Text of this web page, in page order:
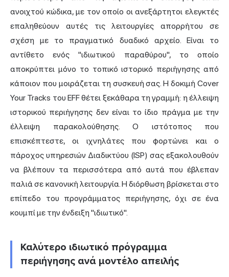
ανοιχτού κώδικα, με τον οποίο οι ανεξάρτητοι ελεγκτές
επαληθεύουν αυτές τις λειτουργίες απορρήτου σε
σχέση με το πραγματικό δυαδικό αρχείο. Είναι το
αντίθετο ενός "ιδιωτικού παραθύρου", το οποίο
αποκρύπτει μόνο το τοπικό ιστορικό περιήγησης από
κάποιον που μοιράζεται τη συσκευή σας. Η δοκιμή Cover
Your Tracks του EFF θέτει ξεκάθαρα τη γραμμή: η έλλειψη
ιστορικού περιήγησης δεν είναι το ίδιο πράγμα με την
έλλειψη παρακολούθησης. Ο ιστότοπος που
επισκέπτεστε, οι ιχνηλάτες που φορτώνει και ο
πάροχος υπηρεσιών Διαδικτύου (ISP) σας εξακολουθούν
να βλέπουν τα περισσότερα από αυτά που έβλεπαν
παλιά σε κανονική λειτουργία. Η διόρθωση βρίσκεται στο
επίπεδο του προγράμματος περιήγησης, όχι σε ένα
κουμπί με την ένδειξη "ιδιωτικό".
Καλύτερο ιδιωτικό πρόγραμμα
περιήγησης ανά μοντέλο απειλής